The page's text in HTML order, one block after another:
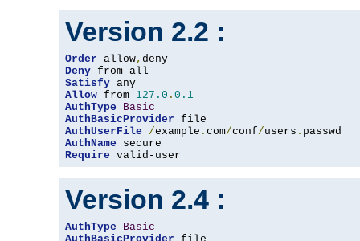
Version 2.2 :
Order allow,
Deny
Satisfy
Allow from 127.0 . 0.1
AuthType
Basic
AuthBasicProvider
AuthUserFile
/example . com/conf/users .
AuthName
Require valid-user
Version 2.4 :
AuthType
Basic